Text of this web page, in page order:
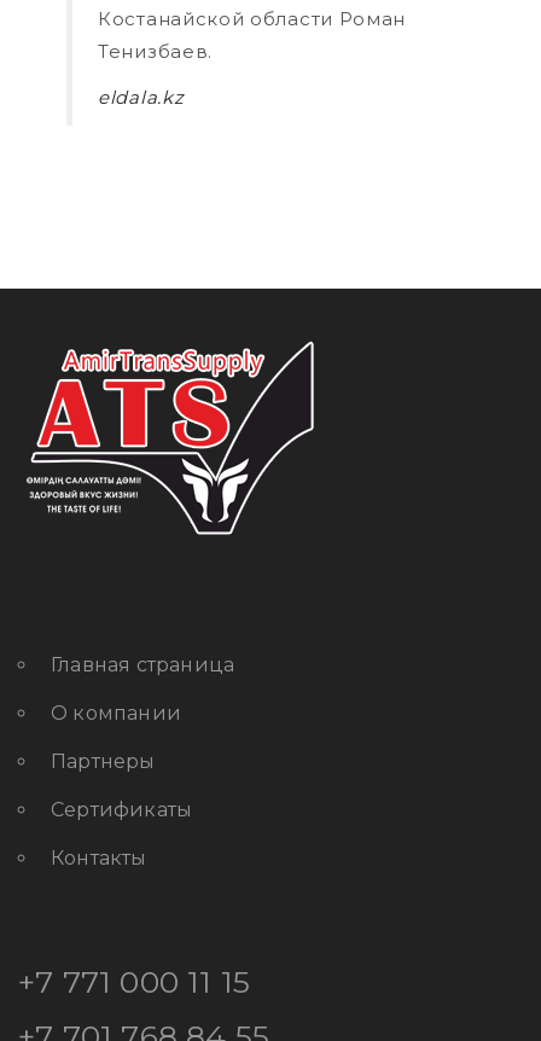
Костанайской области Роман
Тенизбаев.
eldala.kz
Главная страница
О компании
Партнеры
Сертификаты
Контакты
+7 771 000 11 15